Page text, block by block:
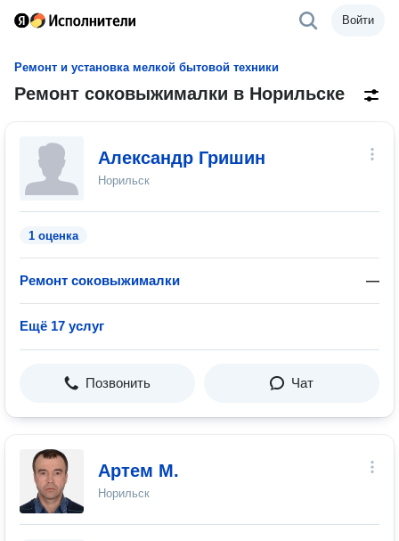
Войти
Ремонт и установка мелкой бытовой техники
Ремонт соковыжималки в Норильске
Александр Гришин
Норильск
1 оценка
Ремонт соковыжималки —
Ещё 17 услуг
Позвонить Чат
Артем М.
Норильск